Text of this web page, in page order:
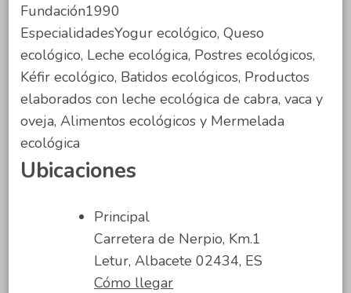
Fundación1990
EspecialidadesYogur ecológico, Queso
ecológico, Leche ecológica, Postres ecológicos,
Kéfir ecológico, Batidos ecológicos, Productos
elaborados con leche ecológica de cabra, vaca y
oveja, Alimentos ecológicos y Mermelada
ecológica
Ubicaciones
Principal
Carretera de Nerpio, Km.1
Letur, Albacete 02434, ES
Cómo llegar